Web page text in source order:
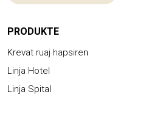
PRODUKTE
Krevat ruaj hapsiren
Linja Hotel
Linja Spital